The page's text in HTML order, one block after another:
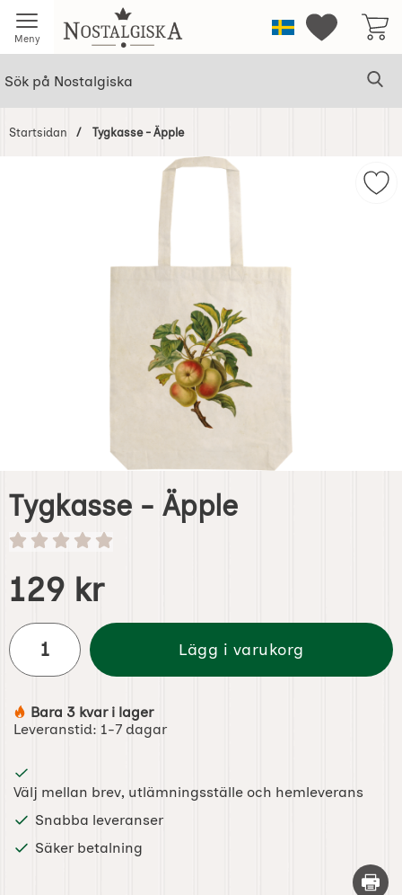
Meny Startsidan för NostalgiskaSverigeMina
Startsidan Tygkasse - Äpple
Tygkasse - Äpple
Handla denna produkt Tygkasse - Äpple
pris
129 kr
antal
Lägg i varukorg
Tillgänglighet:
Bara 3 kvar i lager
Leveranstid: 1-7 dagar
Välj mellan brev, utlämningsställe och hemleverans
Snabba leveranser
Säker betalning
Skriv